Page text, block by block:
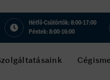
Hétfő-Csütörtök: 8:00-17:00
Péntek: 8:00-16:00